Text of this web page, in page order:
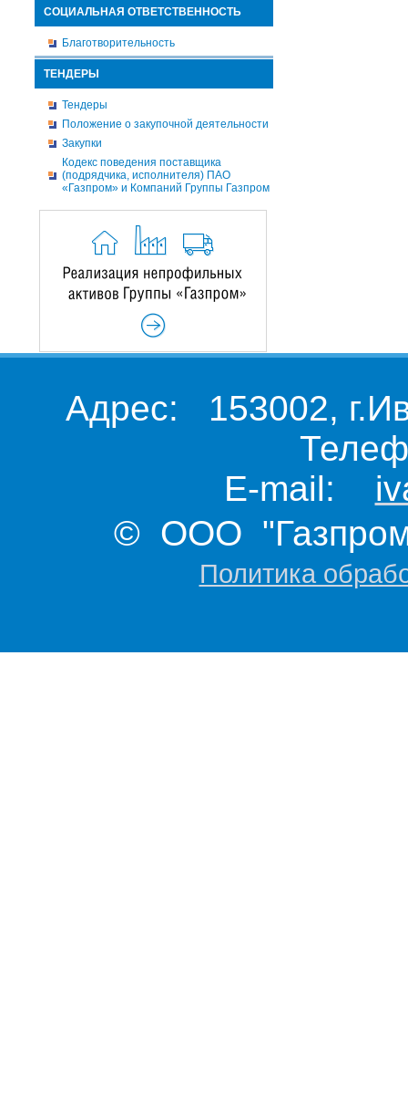
СОЦИАЛЬНАЯ ОТВЕТСТВЕННОСТЬ
Благотворительность
ТЕНДЕРЫ
Тендеры
Положение о закупочной деятельности
Закупки
Кодекс поведения поставщика
(подрядчика, исполнителя) ПАО
«Газпром» и Компаний Группы Газпром
Адрес: 153002,
E-mail:
© ООО "Газпром
Политика